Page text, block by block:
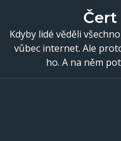
content
Čert
Kdyby lidé věděli
vůbec internet. Ale
ho. A na něm